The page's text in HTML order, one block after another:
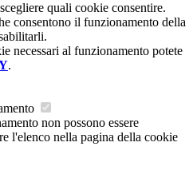
quali cookie consentire.
consentono il funzionamento della
necessari al funzionamento potete
.
non possono essere
l'elenco nella pagina della cookie